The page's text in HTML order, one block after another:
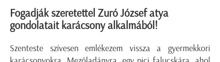
Fogadják szeretettel Zuró József atya
gondolatait karácsony alkalmából!
Szenteste szívesen emlékezem vissza a gyermekkori